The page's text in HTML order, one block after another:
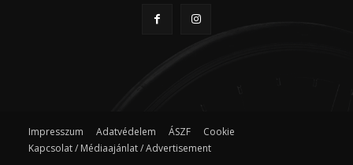
Impresszum Adatvédelem ÁSZF
Cookie
Kapcsolat / Médiaajánlat / Advertisement